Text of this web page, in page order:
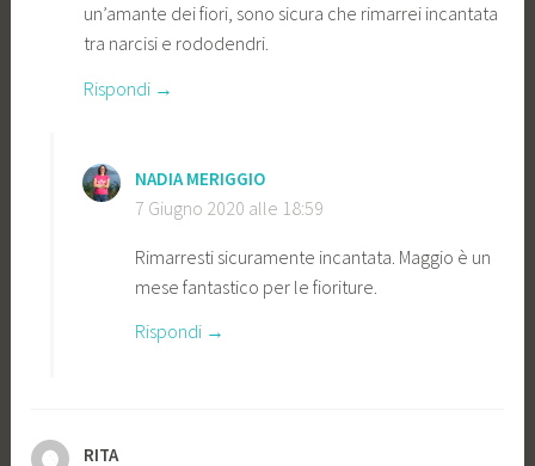
un’amante dei fiori, sono sicura che rimarrei incantata
tra narcisi e rododendri.
Rispondi
NADIA MERIGGIO
7 Giugno 2020 alle 18:59
Rimarresti sicuramente incantata. Maggio è un
mese fantastico per le fioriture.
Rispondi
RITA